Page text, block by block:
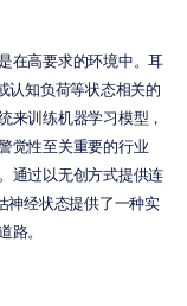
在高要求的环境中。耳
认知负荷等状态相关的
来训练机器学习模型，
觉性至关重要的行业
通过以无创方式提供连
神经状态提供了一种实
。